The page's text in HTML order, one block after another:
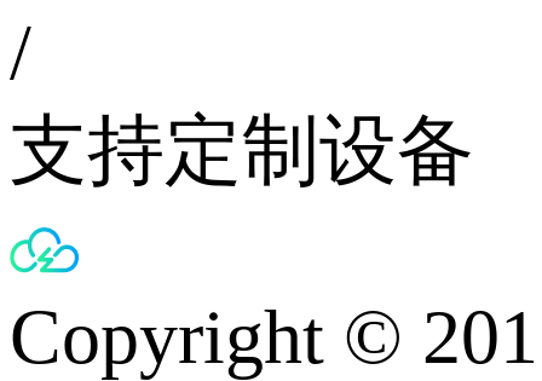
/
支持定制设备
Copyright ©